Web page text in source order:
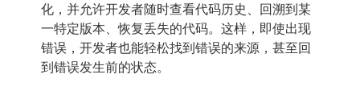
化，并允许开发者随时查看代码历史、回溯到某
一特定版本、恢复丢失的代码。这样，即使出现
错误，开发者也能轻松找到错误的来源，甚至回
到错误发生前的状态。